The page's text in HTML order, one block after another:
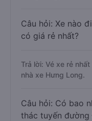
Câu hỏi: Xe nào
có giá rẻ nhất?
Trả lời: Vé xe rẻ
nhà xe Hưng Long.
Câu hỏi: Có bao
thác tuyến